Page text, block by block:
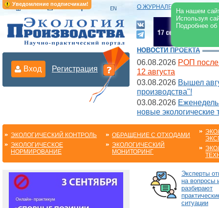
Уведомление подписчикам!
На нашем
Используя
Подробнее
О ЖУРНАЛЕ |
Вход Регистрация
НОВОСТИ ПРОЕКТА
06.08.2026 РОП после
12 августа
03.08.2026 Вышел
производства"!
03.08.2026
новые экологические
ЭКОЛОГИЧЕСКИЙ КОНТРОЛЬ
ЭКОЛОГИЧЕСКОЕ
НОРМИРОВАНИЕ
ОБРАЩЕНИЕ С ОТХОДАМИ
ЭКОЛОГИЧЕСКИЙ
МОНИТОРИНГ
Эксперты
на вопросы
разбирают
ситуации